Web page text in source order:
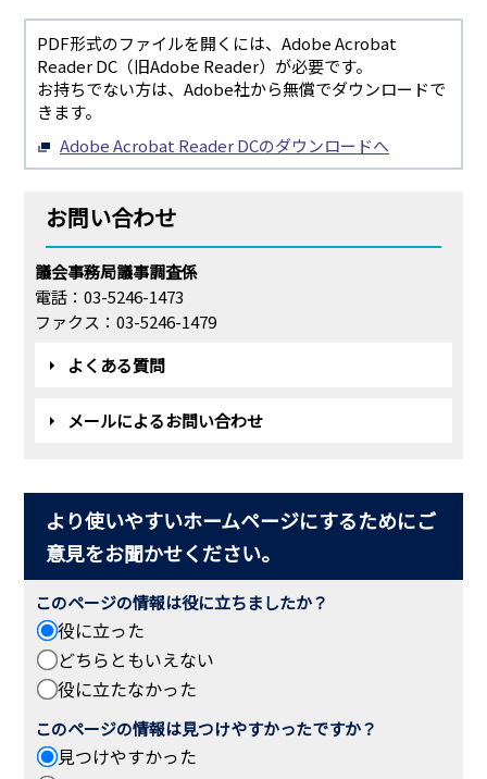
PDF形式のファイルを開くには、Adobe Acrobat
Reader DC（旧Adobe Reader）が必要です。
お持ちでない方は、Adobe社から無償でダウンロードで
きます。
Adobe Acrobat Reader DCのダウンロードへ
お問い合わせ
議会事務局議事調査係
電話：03-5246-1473
ファクス：03-5246-1479
よくある質問
メールによるお問い合わせ
より使いやすいホームページにするためにご
意見をお聞かせください。
このページの情報は役に立ちましたか？
役に立った
どちらともいえない
役に立たなかった
このページの情報は見つけやすかったですか？
見つけやすかった